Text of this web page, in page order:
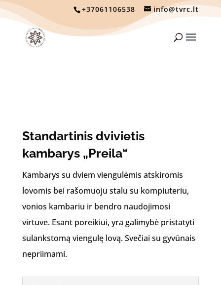
+37061106538 info@tvrc.lt
Standartinis dvivietis
kambarys „Preila“
Kambarys su dviem viengulėmis atskiromis
lovomis bei rašomuoju stalu su kompiuteriu,
vonios kambariu ir bendro naudojimosi
virtuve. Esant poreikiui, yra galimybė pristatyti
sulankstomą viengulę lovą. Svečiai su gyvūnais
nepriimami.